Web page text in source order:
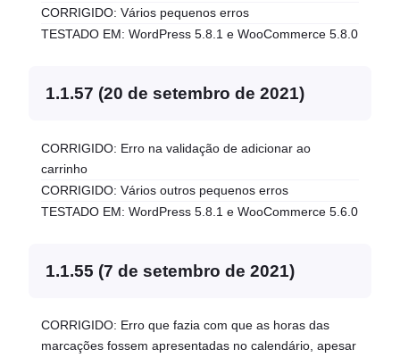
CORRIGIDO: Vários pequenos erros
TESTADO EM: WordPress 5.8.1 e WooCommerce 5.8.0
1.1.57 (20 de setembro de 2021)
CORRIGIDO: Erro na validação de adicionar ao
carrinho
CORRIGIDO: Vários outros pequenos erros
TESTADO EM: WordPress 5.8.1 e WooCommerce 5.6.0
1.1.55 (7 de setembro de 2021)
CORRIGIDO: Erro que fazia com que as horas das
marcações fossem apresentadas no calendário, apesar